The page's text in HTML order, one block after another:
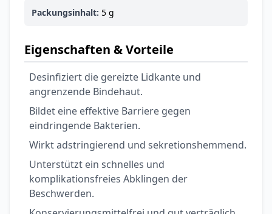
Packungsinhalt: 5 g
Eigenschaften & Vorteile
Desinfiziert die gereizte Lidkante und
angrenzende Bindehaut.
Bildet eine effektive Barriere gegen
eindringende Bakterien.
Wirkt adstringierend und sekretionshemmend.
Unterstützt ein schnelles und
komplikationsfreies Abklingen der
Beschwerden.